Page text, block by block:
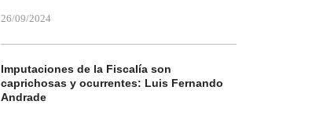
26/09/2024
Imputaciones de la Fiscalía son
caprichosas y ocurrentes: Luis Fernando
Andrade